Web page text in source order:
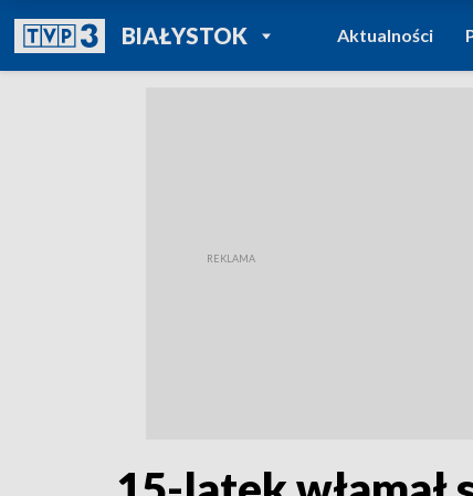
BIAŁYSTOKPOWRÓT DO
TVP REGIONY
Aktualności